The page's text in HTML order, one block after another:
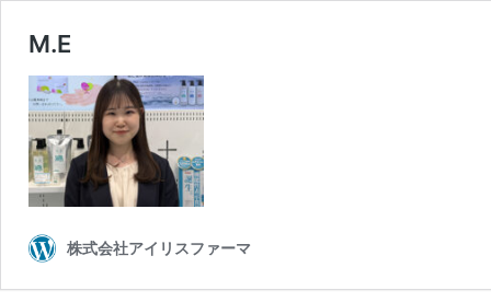
M.E
株式会社アイリスファーマ